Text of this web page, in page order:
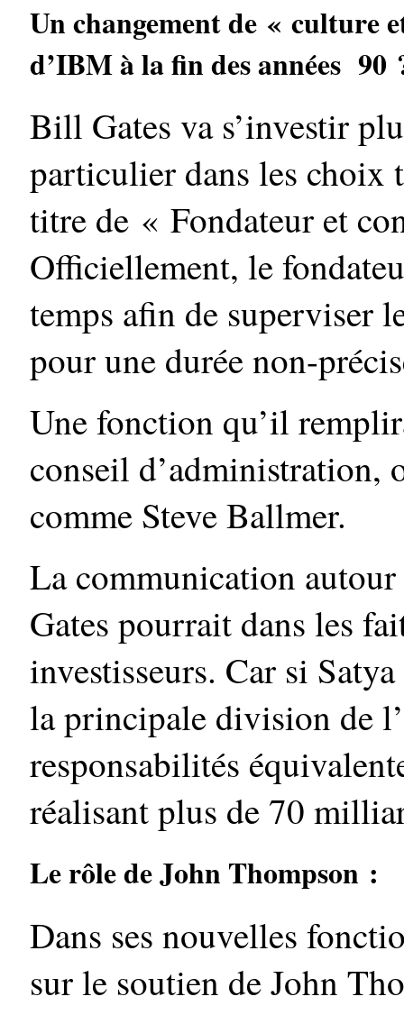
Un changement de « culture
d’IBM à la fin des années 90
Bill Gates va s’investir
particulier dans les choix
titre de « Fondateur et
Officiellement, le
temps afin de
pour une durée non-
Une fonction qu’il
conseil d’administration,
comme Steve Ballmer.
La communication
Gates pourrait dans les
investisseurs. Car si
la principale division de
responsabilités
réalisant plus de 70
Le rôle de John Thompson :
Dans ses nouvelles
sur le soutien de John